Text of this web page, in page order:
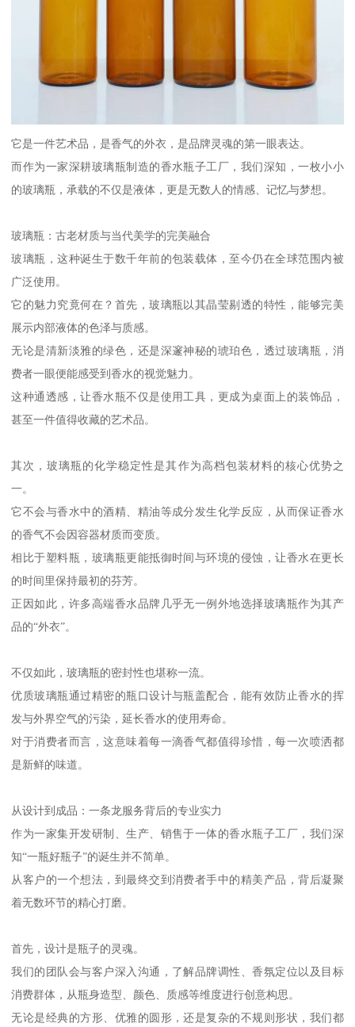
它是一件艺术品，是香气的外衣，是品牌灵魂的第一眼表达。
而作为一家深耕玻璃瓶制造的香水瓶子工厂，我们深知，一枚小小
的玻璃瓶，承载的不仅是液体，更是无数人的情感、记忆与梦想。
玻璃瓶：古老材质与当代美学的完美融合
玻璃瓶，这种诞生于数千年前的包装载体，至今仍在全球范围内被
广泛使用。
它的魅力究竟何在？首先，玻璃瓶以其晶莹剔透的特性，能够完美
展示内部液体的色泽与质感。
无论是清新淡雅的绿色，还是深邃神秘的琥珀色，透过玻璃瓶，消
费者一眼便能感受到香水的视觉魅力。
这种通透感，让香水瓶不仅是使用工具，更成为桌面上的装饰品，
甚至一件值得收藏的艺术品。
其次，玻璃瓶的化学稳定性是其作为高档包装材料的核心优势之
一。
它不会与香水中的酒精、精油等成分发生化学反应，从而保证香水
的香气不会因容器材质而变质。
相比于塑料瓶，玻璃瓶更能抵御时间与环境的侵蚀，让香水在更长
的时间里保持最初的芬芳。
正因如此，许多高端香水品牌几乎无一例外地选择玻璃瓶作为其产
品的“外衣”。
不仅如此，玻璃瓶的密封性也堪称一流。
优质玻璃瓶通过精密的瓶口设计与瓶盖配合，能有效防止香水的挥
发与外界空气的污染，延长香水的使用寿命。
对于消费者而言，这意味着每一滴香气都值得珍惜，每一次喷洒都
是新鲜的味道。
从设计到成品：一条龙服务背后的专业实力
作为一家集开发研制、生产、销售于一体的香水瓶子工厂，我们深
知“一瓶好瓶子”的诞生并不简单。
从客户的一个想法，到最终交到消费者手中的精美产品，背后凝聚
着无数环节的精心打磨。
首先，设计是瓶子的灵魂。
我们的团队会与客户深入沟通，了解品牌调性、香氛定位以及目标
消费群体，从瓶身造型、颜色、质感等维度进行创意构思。
无论是经典的方形、优雅的圆形，还是复杂的不规则形状，我们都